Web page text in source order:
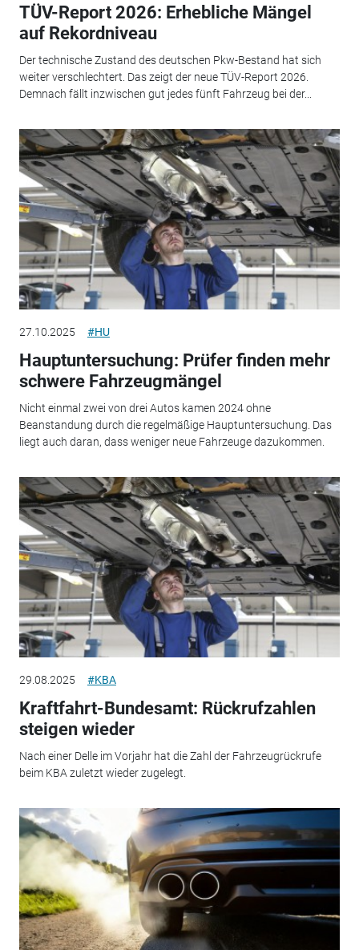
TÜV-Report 2026: Erhebliche Mängel
auf Rekordniveau
Der technische Zustand des deutschen Pkw-Bestand hat sich
weiter verschlechtert. Das zeigt der neue TÜV-Report 2026.
Demnach fällt inzwischen gut jedes fünft Fahrzeug bei der...
27.10.2025 #HU
Hauptuntersuchung: Prüfer finden mehr
schwere Fahrzeugmängel
Nicht einmal zwei von drei Autos kamen 2024 ohne
Beanstandung durch die regelmäßige Hauptuntersuchung. Das
liegt auch daran, dass weniger neue Fahrzeuge dazukommen.
29.08.2025 #KBA
Kraftfahrt-Bundesamt: Rückrufzahlen
steigen wieder
Nach einer Delle im Vorjahr hat die Zahl der Fahrzeugrückrufe
beim KBA zuletzt wieder zugelegt.